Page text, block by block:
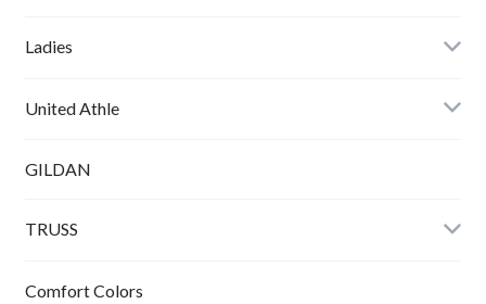
Ladies
United Athle
GILDAN
TRUSS
Comfort Colors